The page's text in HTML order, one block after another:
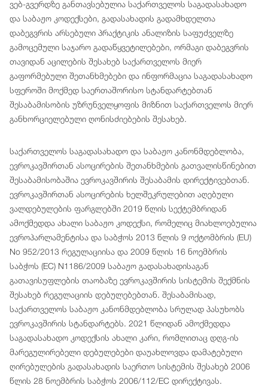
ვებ-გვერდზე განთავსებულია საქართველოს საგადასახადო
და საბაჟო კოდექსები, გადასახადის გადამხდელთა
დაბეგვრის არსებული პრაქტიკის ანალიზის საფუძველზე
გამოცემული საჯარო გადაწყვეტილებები, ორმაგი დაბეგვრის
თავიდან აცილების შესახებ საქართველოს მიერ
გაფორმებული შეთანხმებები და ინფორმაცია საგადასახადო
სფეროში მოქმედ საერთაშორისო სტანდარტებთან
შესაბამისობის უზრუნველყოფის მიზნით საქართველოს მიერ
განხორციელებული ღონისძიებების შესახებ.
საქართველოს საგადასახადო და საბაჟო კანონმდებლობა,
ევროკავშირთან ასოცირების შეთანხმების გათვალისწინებით
შესაბამისობაშია ევროკავშირის შესაბამის დირექტივებთან.
ევროკავშირთან ასოცირების ხელშეკრულებით აღებული
ვალდებულების ფარგლებში 2019 წლის სექტემბრიდან
ამოქმედდა ახალი საბაჟო კოდექსი, რომელიც მიახლოებულია
ევროპარლამენტისა და საბჭოს 2013 წლის 9 ოქტომბრის (EU)
No 952/2013 რეგულაციისა და 2009 წლის 16 ნოემბრის
საბჭოს (EC) N1186/2009 საბაჟო გადასახადისაგან
გათავისუფლების თაობაზე ევროკავშირის სისტემის შექმნის
შესახებ რეგულაციის დებულებებთან. შესაბამისად,
საქართველოს საბაჟო კანონმდებლობა სრულად პასუხობს
ევროკავშირის სტანდარტებს. 2021 წლიდან ამოქმედდა
საგადასახადო კოდექსის ახალი კარი, რომლითაც დღგ-ის
მარეგულირებელი დებულებები დაუახლოვდა დამატებული
ღირებულების გადასახადის საერთო სისტემის შესახებ 2006
წლის 28 ნოემბრის საბჭოს 2006/112/EC დირექტივას.